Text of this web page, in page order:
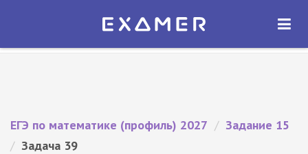
Экзамер — ЕГЭ 2027
ОТКРЫТЬ
ЕГЭ по математике (профиль) 2027 / Задание 15
/ Задача 39